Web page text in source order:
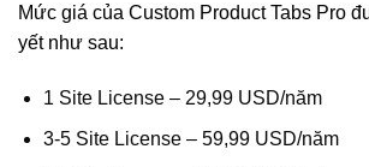
Mức giá của Custom Product Tabs Pro
yết như sau:
1 Site License – 29,99 USD/năm
3-5 Site License – 59,99 USD/năm